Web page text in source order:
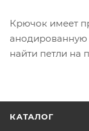
Крючок имеет
анодированную
найти петли на
КАТАЛОГ